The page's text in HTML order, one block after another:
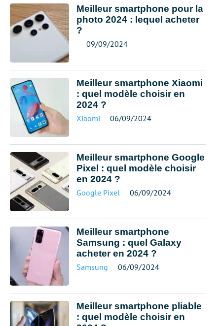
Meilleur smartphone pour la
photo 2024 : lequel acheter
?
09/09/2024
Meilleur smartphone Xiaomi
: quel modèle choisir en
2024 ?
Xiaomi 06/09/2024
Meilleur smartphone Google
Pixel : quel modèle choisir
en 2024 ?
Google Pixel 06/09/2024
Meilleur smartphone
Samsung : quel Galaxy
acheter en 2024 ?
Samsung 06/09/2024
Meilleur smartphone pliable
: quel modèle choisir en